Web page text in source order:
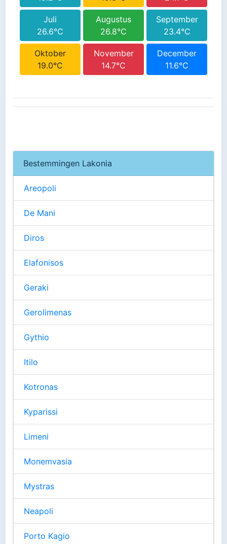
Juli
26.6°C
Augustus
26.8°C
September
23.4°C
Oktober
19.0°C
November
14.7°C
December
11.6°C
Bestemmingen Lakonia
Areopoli
De Mani
Diros
Elafonisos
Geraki
Gerolimenas
Gythio
Itilo
Kotronas
Kyparissi
Limeni
Monemvasia
Mystras
Neapoli
Porto Kagio